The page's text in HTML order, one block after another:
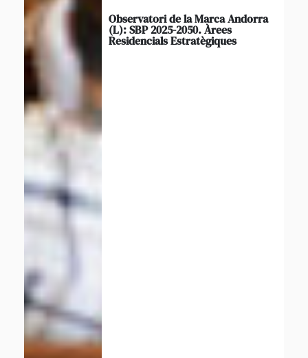
Observatori de la Marca Andorra
(L): SBP 2025-2050. Àrees
Residencials Estratègiques